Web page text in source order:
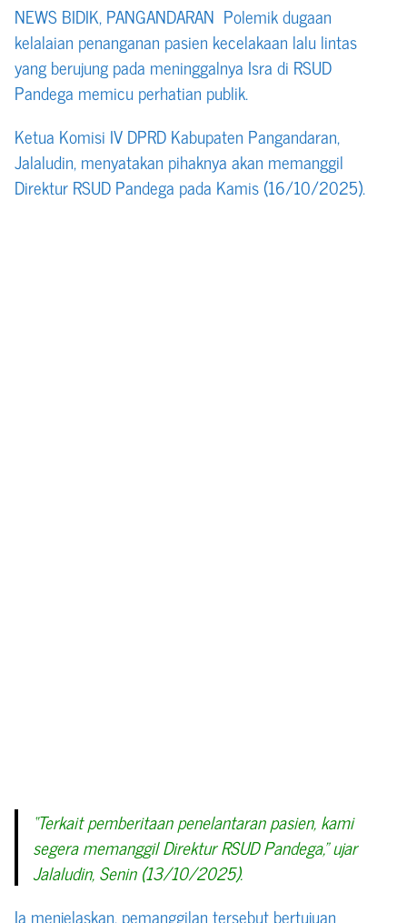
NEWS BIDIK, PANGANDARAN Polemik dugaan
kelalaian penanganan pasien kecelakaan lalu lintas
yang berujung pada meninggalnya Isra di RSUD
Pandega memicu perhatian publik.
Ketua Komisi IV DPRD Kabupaten Pangandaran,
Jalaludin, menyatakan pihaknya akan memanggil
Direktur RSUD Pandega pada Kamis (16/10/2025).
“Terkait pemberitaan penelantaran pasien, kami
segera memanggil Direktur RSUD Pandega,” ujar
Jalaludin, Senin (13/10/2025).
Ia menjelaskan, pemanggilan tersebut bertujuan